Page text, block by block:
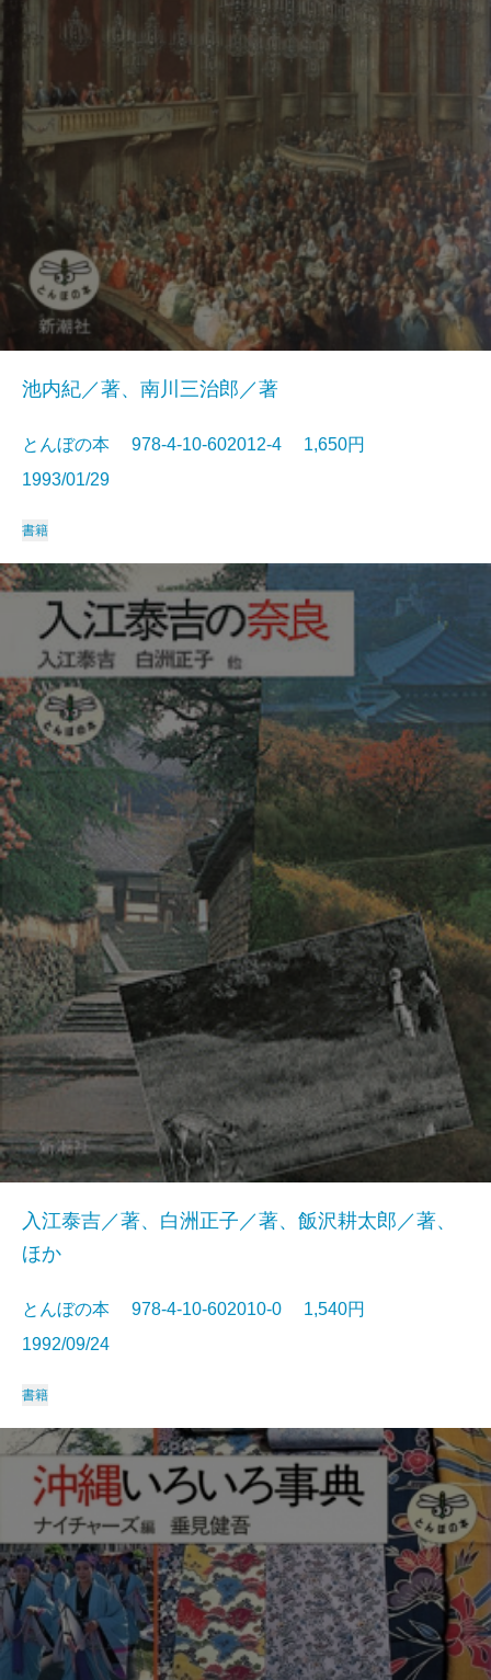
池内紀／著、南川三治郎／著
とんぼの本 978-4-10-602012-4 1,650円
1993/01/29
書籍
入江泰吉／著、白洲正子／著、飯沢耕太郎／著、
ほか
とんぼの本 978-4-10-602010-0 1,540円
1992/09/24
書籍